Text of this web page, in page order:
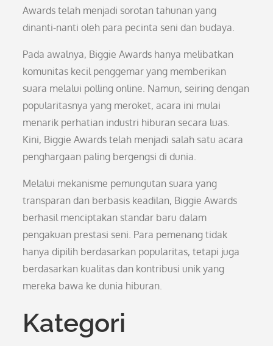
Awards telah menjadi sorotan tahunan yang
dinanti-nanti oleh para pecinta seni dan budaya.
Pada awalnya, Biggie Awards hanya melibatkan
komunitas kecil penggemar yang memberikan
suara melalui polling online. Namun, seiring dengan
popularitasnya yang meroket, acara ini mulai
menarik perhatian industri hiburan secara luas.
Kini, Biggie Awards telah menjadi salah satu acara
penghargaan paling bergengsi di dunia.
Melalui mekanisme pemungutan suara yang
transparan dan berbasis keadilan, Biggie Awards
berhasil menciptakan standar baru dalam
pengakuan prestasi seni. Para pemenang tidak
hanya dipilih berdasarkan popularitas, tetapi juga
berdasarkan kualitas dan kontribusi unik yang
mereka bawa ke dunia hiburan.
Kategori